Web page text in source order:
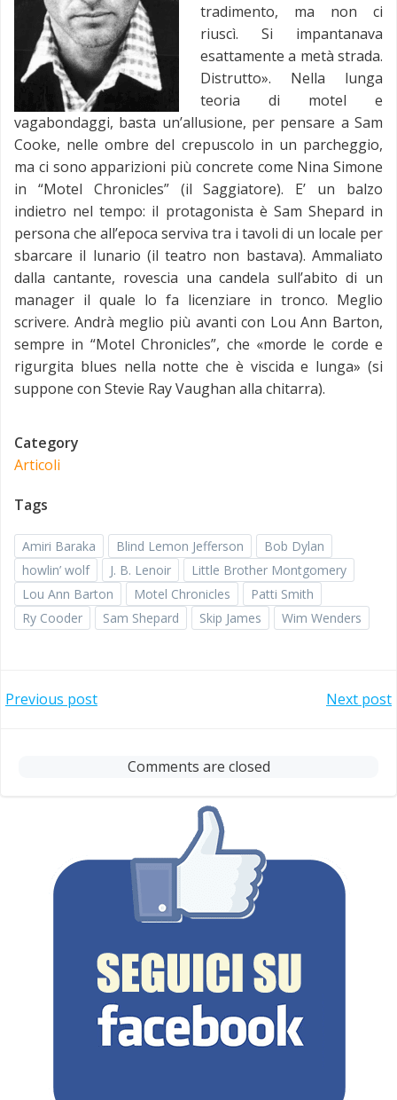
tradimento, ma non ci
riuscì. Si impantanava
esattamente a metà strada.
Distrutto». Nella lunga
teoria di motel e
vagabondaggi, basta un’allusione, per pensare a Sam
Cooke, nelle ombre del crepuscolo in un parcheggio,
ma ci sono apparizioni più concrete come Nina Simone
in “Motel Chronicles” (il Saggiatore). E’ un balzo
indietro nel tempo: il protagonista è Sam Shepard in
persona che all’epoca serviva tra i tavoli di un locale per
sbarcare il lunario (il teatro non bastava). Ammaliato
dalla cantante, rovescia una candela sull’abito di un
manager il quale lo fa licenziare in tronco. Meglio
scrivere. Andrà meglio più avanti con Lou Ann Barton,
sempre in “Motel Chronicles”, che «morde le corde e
rigurgita blues nella notte che è viscida e lunga» (si
suppone con Stevie Ray Vaughan alla chitarra).
Category
Articoli
Tags
Amiri Baraka Blind Lemon Jefferson
Bob Dylan
howlin’ wolf
J. B. Lenoir
Little Brother Montgomery
Lou Ann Barton
Motel Chronicles
Patti Smith
Ry Cooder
Sam Shepard Skip James Wim Wenders
Post
navigation
Previous post
navigation
Next post
Comments are closed